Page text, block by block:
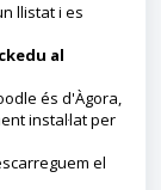
llistat i es
al
és d'Àgora,
instal·lat per
el